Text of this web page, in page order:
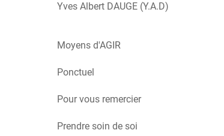
Yves Albert DAUGE (Y.A.D)
Moyens d'AGIR
Ponctuel
Pour vous remercier
Prendre soin de soi